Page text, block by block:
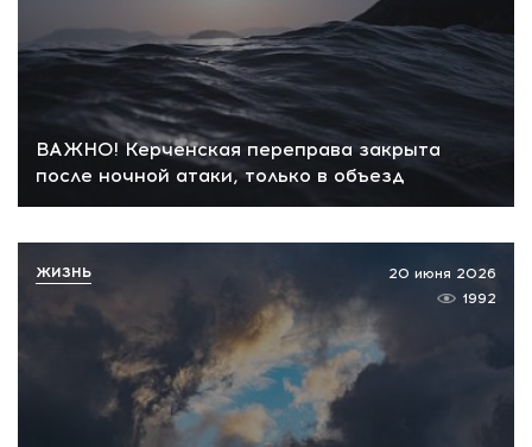
ВАЖНО! Керченская переправа закрыта
после ночной атаки, только в объезд
20 июня 2026
1992
ЖИЗНЬ